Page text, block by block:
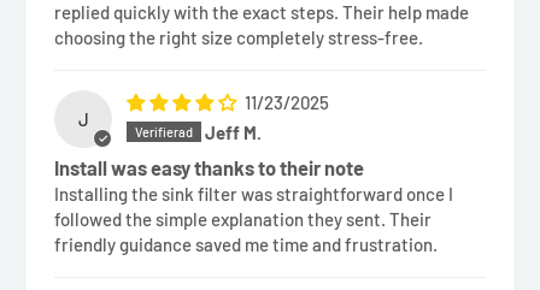
replied quickly with the exact steps. Their help made
choosing the right size completely stress-free.
J
11/23/2025
Jeff M.
Install was easy thanks to their note
Installing the sink filter was straightforward once I
followed the simple explanation they sent. Their
friendly guidance saved me time and frustration.